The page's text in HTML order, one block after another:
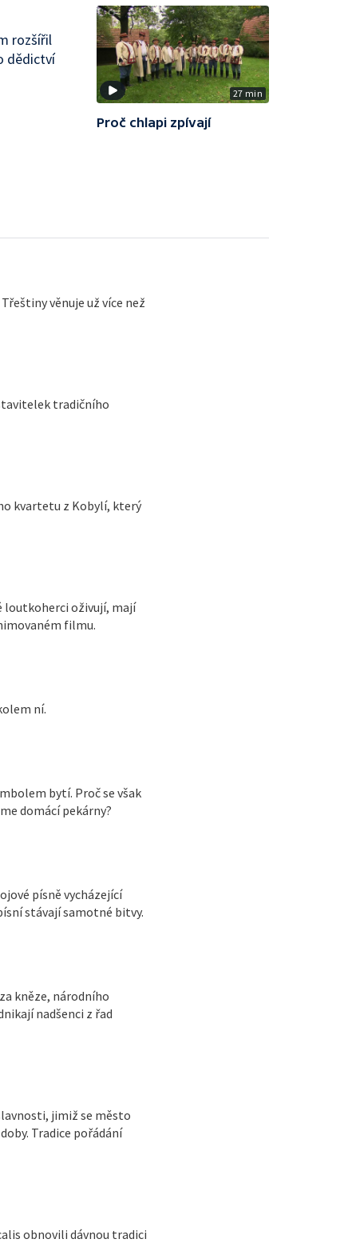
rozšířil
dědictví
27 min
Proč chlapi zpívají
věnuje už více než
tradičního
kvartetu z Kobylí, který
loutkoherci oživují, mají
filmu.
ní.
bytí. Proč se však
domácí pekárny?
písně vycházející
stávají samotné bitvy.
kněze, národního
nadšenci z řad
jimiž se město
Tradice pořádání
obnovili dávnou tradici